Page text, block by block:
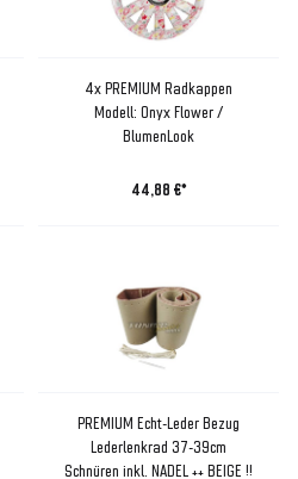
4x PREMIUM Radkappen
Modell: Onyx Flower /
BlumenLook
44,88 €*
PREMIUM Echt-Leder Bezug
Lederlenkrad 37-39cm
Schnüren inkl. NADEL ++ BEIGE !!